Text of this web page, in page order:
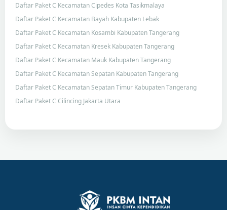
Daftar Paket C Kecamatan Cipedes Kota Tasikmalaya
Daftar Paket C Kecamatan Bayah Kabupaten Lebak
Daftar Paket C Kecamatan Kosambi Kabupaten Tangerang
Daftar Paket C Kecamatan Kresek Kabupaten Tangerang
Daftar Paket C Kecamatan Mauk Kabupaten Tangerang
Daftar Paket C Kecamatan Sepatan Kabupaten Tangerang
Daftar Paket C Kecamatan Sepatan Timur Kabupaten Tangerang
Daftar Paket C Cilincing Jakarta Utara